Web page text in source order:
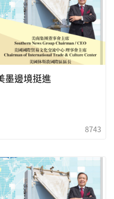
墨邊境挺進
8743